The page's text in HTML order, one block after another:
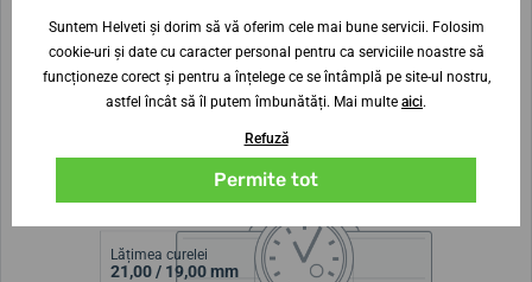
sub apă, ceasul rămâne "uscat". Totuși, având în vedere
cureaua din piele, nu recomandăm utilizarea acestuia în
activități acvatice.
Acest model este cunoscut și sub denumirea de
Lățimea curelei
21,00 / 19,00 mm
Suntem Helveti și dorim să vă oferim cele mai bune servicii. Folosim
cookie-uri și date cu caracter personal pentru ca serviciile noastre să
funcționeze corect și pentru a înțelege ce se întâmplă pe site-ul nostru,
astfel încât să îl putem îmbunătăți. Mai multe aici.
Refuză
Permite tot